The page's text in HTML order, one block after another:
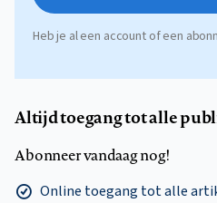
Heb je al een account of een
Altijd toegang tot alle
Abonneer vandaag nog!
Online toegang tot alle